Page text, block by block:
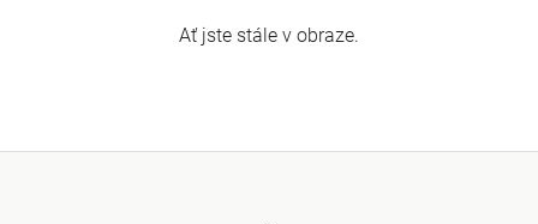
Ať jste stále v obraze.